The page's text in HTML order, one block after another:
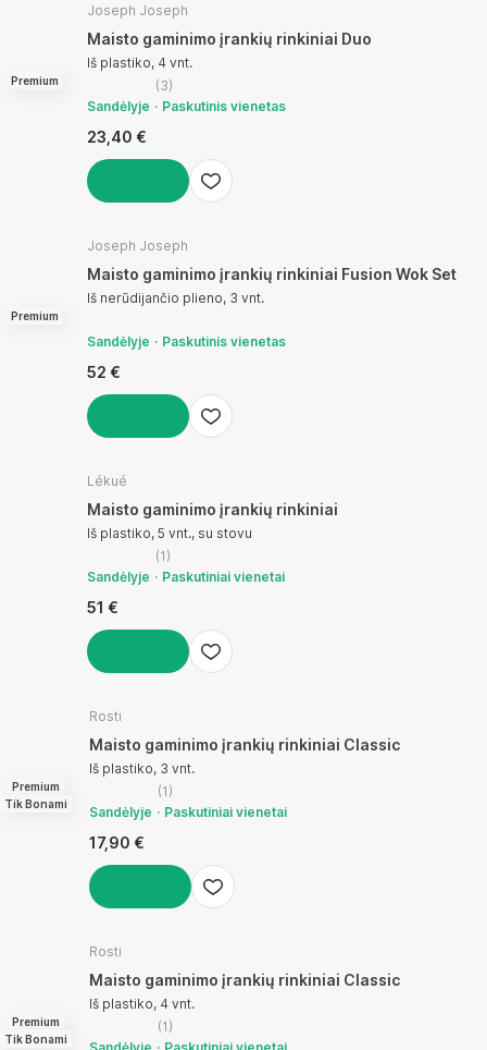
Premium
Joseph Joseph
Maisto gaminimo įrankių rinkiniai Duo
Iš plastiko, 4 vnt.
(3)
Sandėlyje
Paskutinis vienetas
23,40 €
Premium
Joseph Joseph
Maisto gaminimo įrankių rinkiniai Fusion Wok Set
Iš nerūdijančio plieno, 3 vnt.
Sandėlyje Paskutinis vienetas
52 €
Lékué
Maisto gaminimo įrankių rinkiniai
Iš plastiko, 5 vnt., su stovu
(1 )
Sandėlyje
Paskutiniai vienetai
51 €
Premium
Tik Bonami
Rosti
Maisto gaminimo įrankių rinkiniai Classic
Iš plastiko, 3 vnt.
(1 )
Sandėlyje
Paskutiniai vienetai
17,90 €
Premium
Tik Bonami
Rosti
Maisto gaminimo įrankių rinkiniai Classic
Iš plastiko, 4 vnt.
(1 )